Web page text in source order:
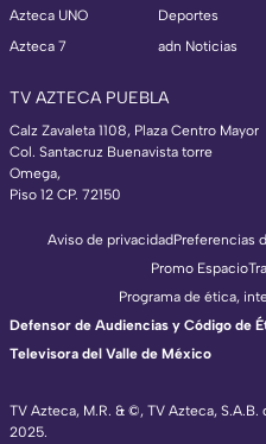
Azteca UNO
Azteca 7
Deportes
adn Noticias
TV AZTECA PUEBLA
Calz Zavaleta 1108, Plaza Centro Mayor
Col. Santacruz Buenavista torre
Omega,
Piso 12 CP. 72150
TV Azteca, M.R. & ©, TV Azteca,
2025.
Aviso de privacidadPreferencias
Promo Espacio
Programa de ética,
Defensor de Audiencias y Código de
Televisora del Valle de México